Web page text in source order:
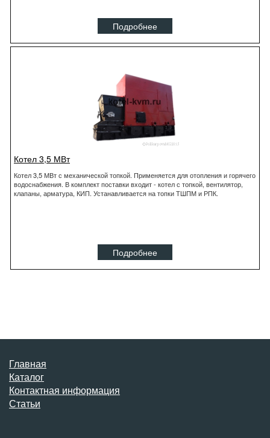
Подробнее
Котел 3,5 МВт
Котел 3,5 МВт с механической топкой. Применяется для отопления и горячего
водоснабжения. В комплект поставки входит - котел с топкой, вентилятор,
клапаны, арматура, КИП. Устанавливается на топки ТШПМ и РПК.
Подробнее
Главная
Каталог
Контактная информация
Статьи